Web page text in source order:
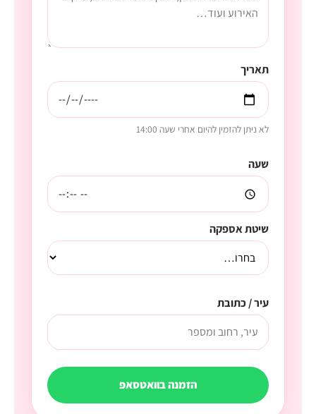
תאריך
לא ניתן להזמין להיום אחרי שעה 14:00
שעה
שיטת אספקה
עיר / כתובת
הזמנה בוואטסאפ